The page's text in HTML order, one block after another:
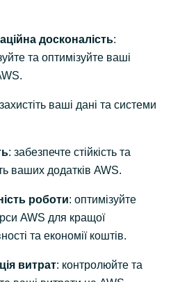
Singapore
Switzerland
Ukraine
United Kingdom
досконалість:
та оптимізуйте ваші
ваші дані та системи
: забезпечте стійкість та
ваших додатків AWS.
роботи: оптимізуйте
AWS для кращої
та економії коштів.
витрат: контролюйте та